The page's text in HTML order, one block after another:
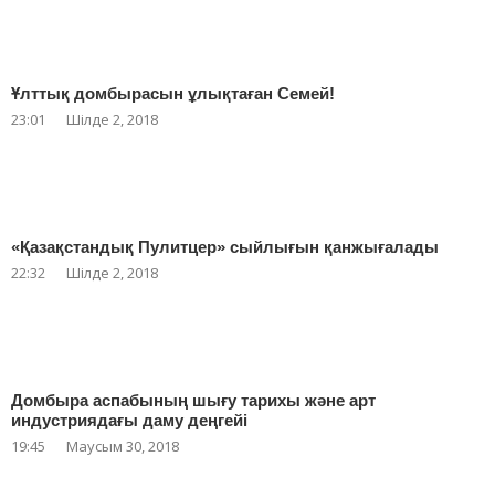
Ұлттық домбырасын ұлықтаған Семей!
23:01 Шілде 2, 2018
«Қазақстандық Пулитцер» сыйлығын қанжығалады
22:32 Шілде 2, 2018
Домбыра аспабының шығу тарихы және арт
индустриядағы даму деңгейі
19:45 Маусым 30, 2018